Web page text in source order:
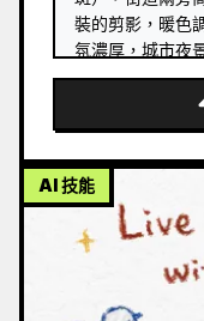
裝的剪影，暖色
氛濃厚，城市夜
級色彩分級，
AI 技能